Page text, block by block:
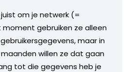
om je netwerk (=
gebruiken ze alleen
maar in
willen ze dat gaan
tot die gegevens heb je